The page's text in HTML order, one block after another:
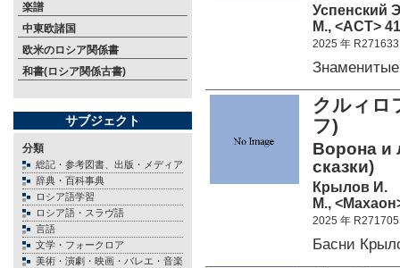
楽譜
中東欧諸国
欧米のロシア関係書
和書(ロシア関係古書)
サブジェクト
分類
総記・参考図書、出版・メディア
辞典・百科事典
ロシア語学習
ロシア語・スラヴ語
言語
文学・フォークロア
美術・演劇・映画・バレエ・音楽
Успенский
М., <АСТ>
2025 年 R271633
クルィ
フ)
Ворона и
сказки)
Крылов И.
М.,
2025 年 R271705
Басни